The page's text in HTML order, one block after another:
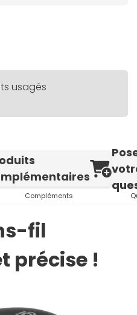
usagés
Compléments
fil
précise !